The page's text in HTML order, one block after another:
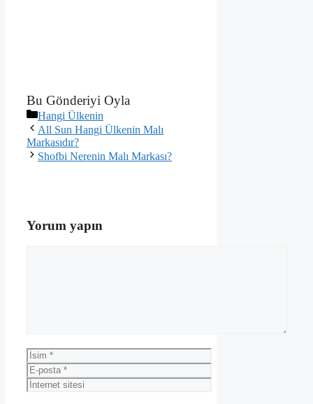
Bu Gönderiyi Oyla
Kategoriler
Hangi Ülkenin
All Sun Hangi Ülkenin Malı
Markasıdır?
Shofbi Nerenin Malı Markası?
Yorum yapın
İsim
E-
posta
İnternet
sitesi